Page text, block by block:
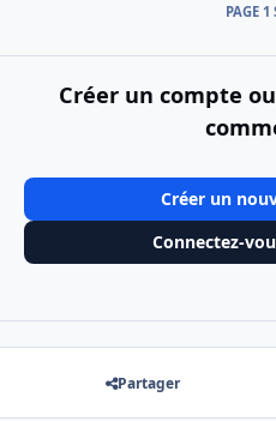
PAGE 1
Créer un compte
Créer un
Connectez-
Partager